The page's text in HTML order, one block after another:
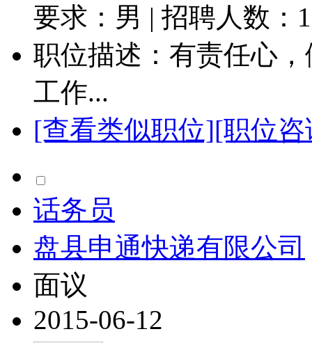
要求：男 | 招聘人数： 1
职位描述：有责任心
工作...
[查看类似职位][职位
话务员
盘县申通快递有限公司
面议
2015-06-12